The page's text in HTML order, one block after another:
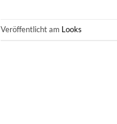
Veröffentlicht am Looks